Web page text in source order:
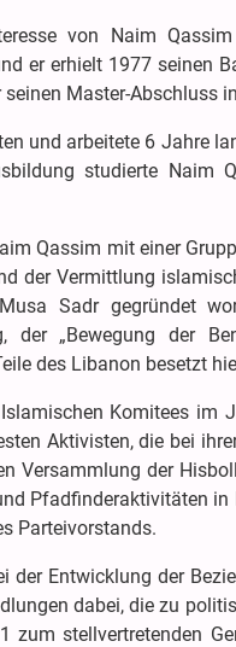
von Naim
er erhielt 1977 seinen
Master-Abschluss
und arbeitete 6 Jahre
studierte Naim
Qassim mit einer
der Vermittlung
Sadr gegründet
der „Bewegung der
des Libanon besetzt
Komitees im
Aktivisten, die bei
Versammlung der
Pfadfinderaktivitäten
Parteivorstands.
der Entwicklung der
dabei, die zu
zum stellvertretenden